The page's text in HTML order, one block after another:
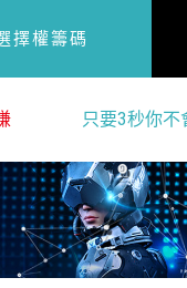
擇權籌碼
只要3秒你